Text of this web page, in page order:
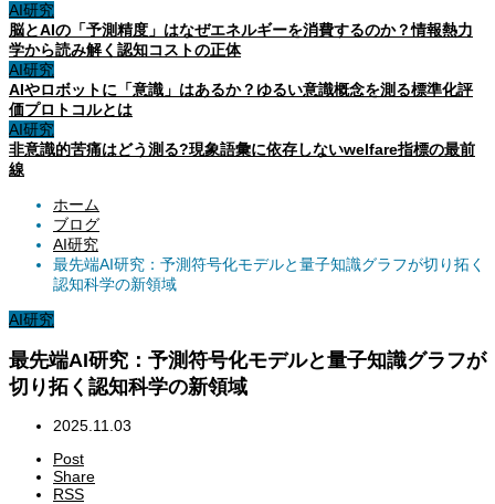
AI研究
脳とAIの「予測精度」はなぜエネルギーを消費するのか？情報熱力
学から読み解く認知コストの正体
AI研究
AIやロボットに「意識」はあるか？ゆるい意識概念を測る標準化評
価プロトコルとは
AI研究
非意識的苦痛はどう測る?現象語彙に依存しないwelfare指標の最前
線
ホーム
ブログ
AI研究
最先端AI研究：予測符号化モデルと量子知識グラフが切り拓く
認知科学の新領域
AI研究
最先端AI研究：予測符号化モデルと量子知識グラフが
切り拓く認知科学の新領域
2025.11.03
Post
Share
RSS